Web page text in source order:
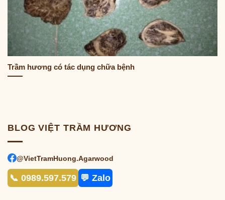
Trầm hương có tác dụng chữa bệnh
BLOG VIỆT TRẦM HƯƠNG
@VietTramHuong.Agarwood
📞 0989.597.579 💬 Zalo